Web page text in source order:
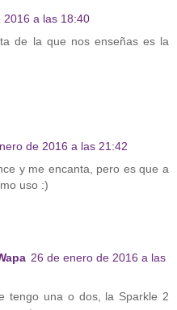
2016 a las 18:40
de la que nos enseñas es la
de 2016 a las 21:42
y me encanta, pero es que a
uso :)
26 de enero de 2016 a las
tengo una o dos, la Sparkle 2